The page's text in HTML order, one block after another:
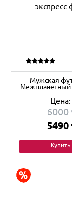
Мужская
Межпланетный
Цена:
6000
5490
Купить